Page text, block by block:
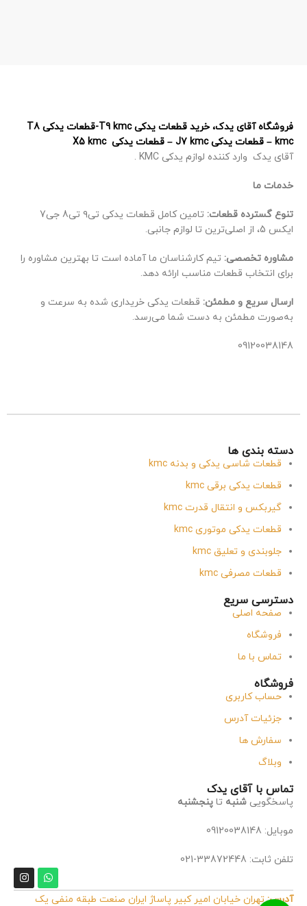
فروشگاه آقای یدک، خرید قطعات یدکی T9 kmc-قطعات یدکی T8
kmc – قطعات یدکی J7 kmc – قطعات یدکی X5 kmc
آقای یدک وارد کننده لوازم یدکی KMC .
خدمات ما
تنوع گسترده قطعات:
تامین کامل قطعات یدکی تی۹ تی8 جی7
ایکس 5، از اصلی‌ترین تا لوازم جانبی.
مشاوره تخصصی: تیم کارشناسان ما آماده است تا بهترین مشاوره را
برای انتخاب قطعات مناسب ارائه دهد.
ارسال سریع و مطمئن: قطعات یدکی خریداری شده به سرعت و
به‌صورت مطمئن به دست شما می‌رسد.
09120038148
دسته بندی ها
قطعات شاسی یدکی و بدنه kmc
قطعات یدکی برقی kmc
گیربکس و انتقال قدرت kmc
قطعات یدکی موتوری kmc
جلوبندی و تعلیق kmc
قطعات مصرفی kmc
دسترسی سریع
صفحه اصلی
فروشگاه
تماس با ما
فروشگاه
حساب کاربری
جزئیات آدرس
سفارش ها
وبلاگ
تماس با آقای یدک
پاسخگویی شنبه تا پنجشنبه
موبایل: 09120038148
تلفن ثابت: 33872448-021
آدرس:تهران خیابان امیر کبیر پاساژ ایران صنعت طبقه منفی یک